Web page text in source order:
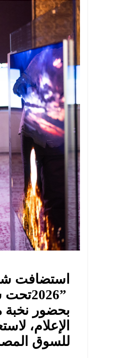
استضافت
2026”تحت
بحضور نخبة
الإعلام،
للسوق